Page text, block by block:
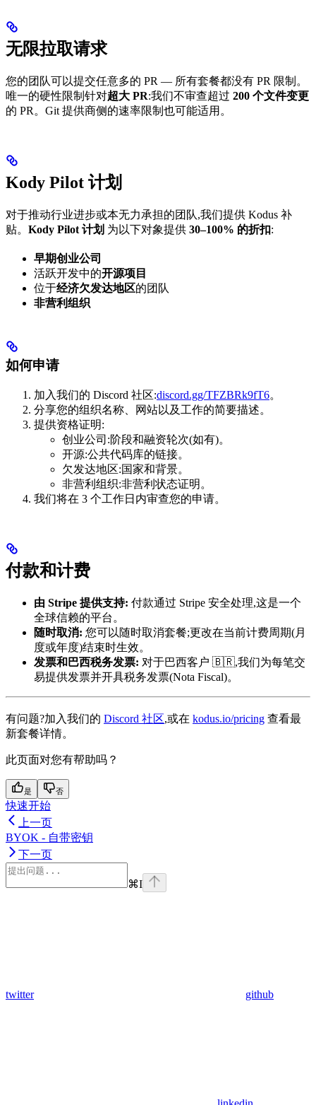
无限拉取请求
您的团队可以提交任意多的 PR — 所有套餐都没有 PR 限制。
唯一的硬性限制针对超大 PR:我们不审查超过 200 个文件变更
的 PR。Git 提供商侧的速率限制也可能适用。
Kody Pilot 计划
对于推动行业进步或本无力承担的团队,我们提供 Kodus 补
贴。 Kody Pilot 计划 为以下对象提供 30–100% 的折扣:
早期创业公司
活跃开发中的开源项目
位于经济欠发达地区的团队
非营利组织
如何申请
加入我们的 Discord 社区:discord.gg/TFZBRk9fT6。
分享您的组织名称、网站以及工作的简要描述。
提供资格证明:
创业公司:阶段和融资轮次(如有)。
开源:公共代码库的链接。
欠发达地区:国家和背景。
非营利组织:非营利状态证明。
我们将在 3 个工作日内审查您的申请。
付款和计费
由 Stripe 提供支持: 付款通过 Stripe 安全处理,这是一个
全球信赖的平台。
随时取消: 您可以随时取消套餐;更改在当前计费周期(月
度或年度)结束时生效。
发票和巴西税务发票: 对于巴西客户 🇧🇷,我们为每笔交
易提供发票并开具税务发票(Nota Fiscal)。
有问题?加入我们的 Discord 社区,或在 kodus.io/pricing 查看最
新套餐详情。
此页面对您有帮助吗？
是 否
快速开始
上一页
BYOK - 自带密钥
下一页
⌘I
twitter github